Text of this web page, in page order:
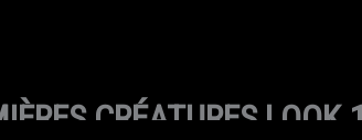
CRÉATURES LOOK